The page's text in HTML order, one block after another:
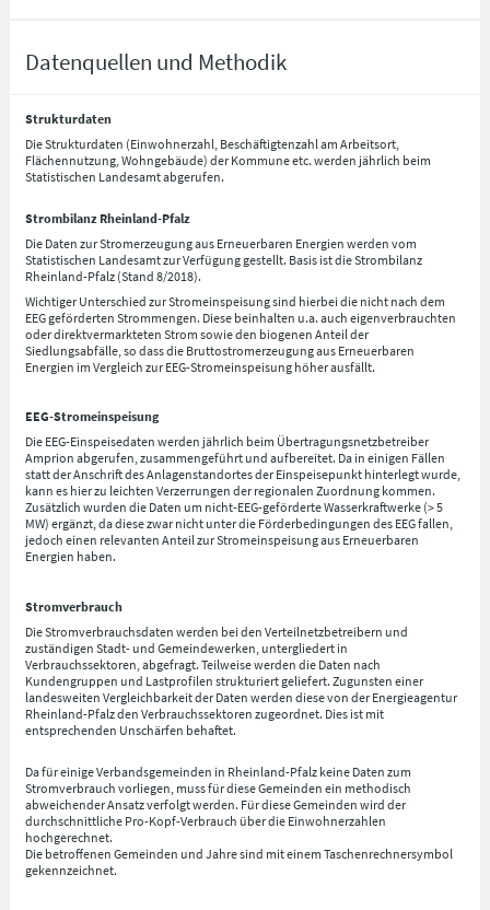
Datenquellen und Methodik
Strukturdaten
Die Strukturdaten (Einwohnerzahl, Beschäftigtenzahl am Arbeitsort,
Flächennutzung, Wohngebäude) der Kommune etc. werden jährlich beim
Statistischen Landesamt abgerufen.
Strombilanz Rheinland-Pfalz
Die Daten zur Stromerzeugung aus Erneuerbaren Energien werden vom
Statistischen Landesamt zur Verfügung gestellt. Basis ist die Strombilanz
Rheinland-Pfalz (Stand 8/2018).
Wichtiger Unterschied zur Stromeinspeisung sind hierbei die nicht nach dem
EEG geförderten Strommengen. Diese beinhalten u.a. auch eigenverbrauchten
oder direktvermarkteten Strom sowie den biogenen Anteil der
Siedlungsabfälle, so dass die Bruttostromerzeugung aus Erneuerbaren
Energien im Vergleich zur EEG-Stromeinspeisung höher ausfällt.
EEG-Stromeinspeisung
Die EEG-Einspeisedaten werden jährlich beim Übertragungsnetzbetreiber
Amprion abgerufen, zusammengeführt und aufbereitet. Da in einigen Fällen
statt der Anschrift des Anlagenstandortes der Einspeisepunkt hinterlegt wurde,
kann es hier zu leichten Verzerrungen der regionalen Zuordnung kommen.
Zusätzlich wurden die Daten um nicht-EEG-geförderte Wasserkraftwerke (> 5
MW) ergänzt, da diese zwar nicht unter die Förderbedingungen des EEG fallen,
jedoch einen relevanten Anteil zur Stromeinspeisung aus Erneuerbaren
Energien haben.
Stromverbrauch
Die Stromverbrauchsdaten werden bei den Verteilnetzbetreibern und
zuständigen Stadt- und Gemeindewerken, untergliedert in
Verbrauchssektoren, abgefragt. Teilweise werden die Daten nach
Kundengruppen und Lastprofilen strukturiert geliefert. Zugunsten einer
landesweiten Vergleichbarkeit der Daten werden diese von der Energieagentur
Rheinland-Pfalz den Verbrauchssektoren zugeordnet. Dies ist mit
entsprechenden Unschärfen behaftet.
Da für einige Verbandsgemeinden in Rheinland-Pfalz keine Daten zum
Stromverbrauch vorliegen, muss für diese Gemeinden ein methodisch
abweichender Ansatz verfolgt werden. Für diese Gemeinden wird der
durchschnittliche Pro-Kopf-Verbrauch über die Einwohnerzahlen
hochgerechnet.
Die betroffenen Gemeinden und Jahre sind mit einem Taschenrechnersymbol
gekennzeichnet.